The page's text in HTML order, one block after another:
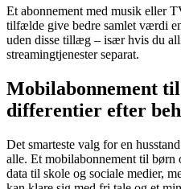
Et abonnement med musik eller
tilfælde give bedre samlet værdi
uden disse tillæg – især hvis du
streamingtjenester separat.
Mobilabonnement
differentier efter
Det smarteste valg for en
alle. Et mobilabonnement til børn
data til skole og sociale medier,